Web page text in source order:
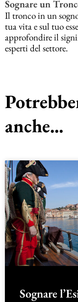
Sognare un
Il tronco in un
tua vita e sul tuo
approfondire il
esperti del settore.
anche...
Sognare